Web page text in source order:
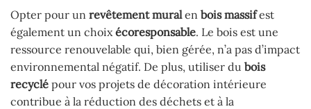
Opter pour un revêtement muralen bois massifest
également un choix écoresponsable. Le bois est une
ressource renouvelable qui, bien gérée, n’a pas d’impact
environnemental négatif. De plus, utiliser du bois
recyclé pour vos projets de décoration intérieure
contribue à la réduction des déchets et à la